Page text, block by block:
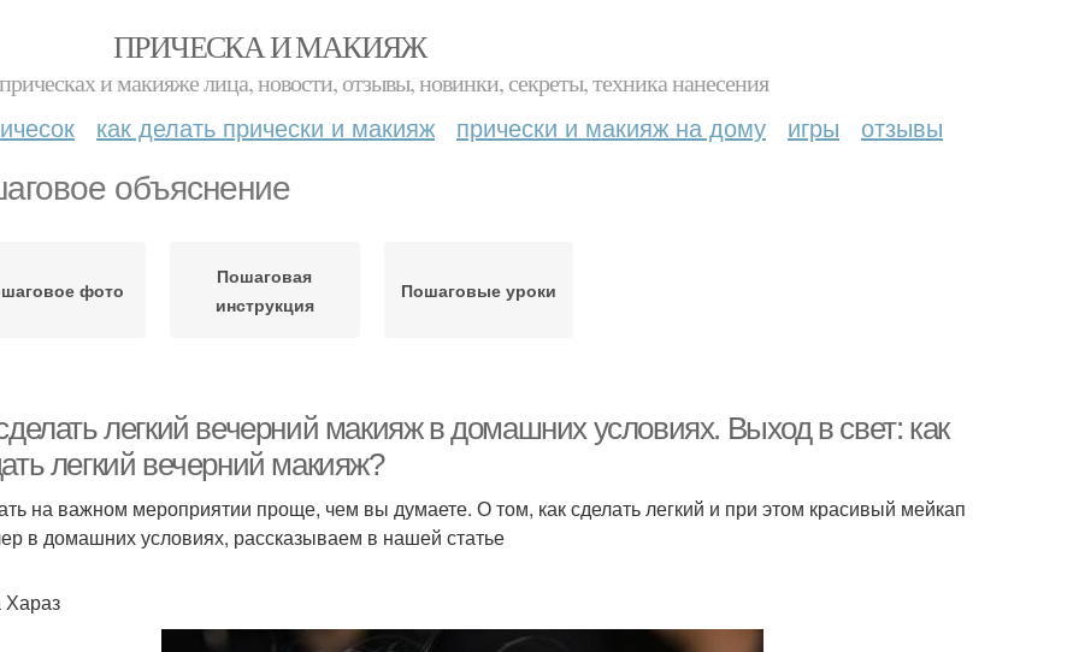
ПРИЧЕСКА И МАКИЯЖ
и макияже лица, новости, отзывы, новинки, секреты, техника нанесения
как делать прически и макияж прически и макияж на дому игры отзывы
объяснение
фото
Пошаговая
инструкция
Пошаговые уроки
легкий вечерний макияж в домашних условиях. Выход в свет: как
легкий вечерний макияж?
на важном мероприятии проще, чем вы думаете. О том, как сделать легкий и при этом красивый мейкап
в домашних условиях, рассказываем в нашей статье